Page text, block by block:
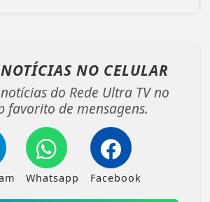
NO CELULAR
do Rede Ultra TV no
favorito de mensagens.
Whatsapp Facebook